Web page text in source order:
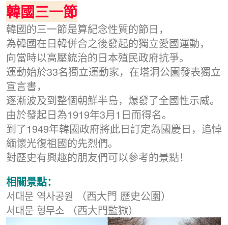
韓國三一節
韓國的三一節是算紀念性質的節日，
為韓國在日韓併合之後發起的獨立愛國運動，
向當時以高壓統治的日本殖民政府抗爭。
運動始於33名獨立運動家，在塔洞公園發表獨立
宣言書，
逐漸波及到整個朝鮮半島，爆發了全國性示威。
由於發起日為1919年3月1日而得名。
到了1949年韓國政府將此日訂定為國慶日，追悼
緬懷光復祖國的先烈們。
對歷史有興趣的朋友們可以參考的景點！
相關景點：
서대문 역사공원 （西大門 歷史公園）
서대문 형무소 （西大門監獄）